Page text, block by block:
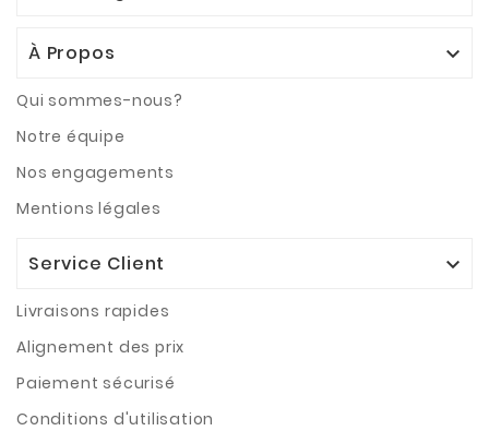
À Propos 
Qui sommes-nous?
Notre équipe
Nos engagements
Mentions légales
Service Client 
Livraisons rapides
Alignement des prix
Paiement sécurisé
Conditions d'utilisation